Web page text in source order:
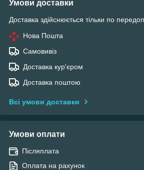
Умови доставки
Доставка здійснюється тільки по
Нова Пошта
Самовивіз
Доставка кур'єром
Доставка поштою
Всі умови доставки
Умови оплати
Післяплата
Оплата на рахунок